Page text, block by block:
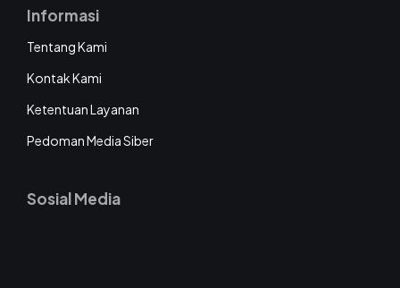
Informasi
Tentang Kami
Kontak Kami
Ketentuan Layanan
Pedoman Media Siber
Sosial Media